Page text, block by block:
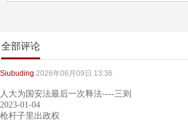
全部评论
Siubuding 2026年06月09日 13:36
人大为国安法最后一次释法----三则
2023-01-04
枪杆子里出政权